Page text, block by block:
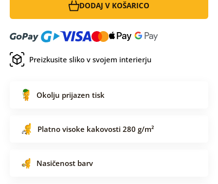
DODAJ V KOŠARICO
Preizkusite sliko v svojem interierju
Okolju prijazen tisk
Platno visoke kakovosti 280 g/m²
Nasičenost barv